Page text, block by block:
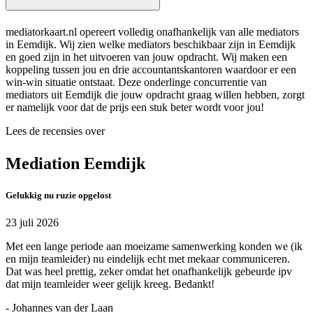
mediatorkaart.nl opereert volledig onafhankelijk van alle mediators
in Eemdijk. Wij zien welke mediators beschikbaar zijn in Eemdijk
en goed zijn in het uitvoeren van jouw opdracht. Wij maken een
koppeling tussen jou en drie accountantskantoren waardoor er een
win-win situatie ontstaat. Deze onderlinge concurrentie van
mediators uit Eemdijk die jouw opdracht graag willen hebben, zorgt
er namelijk voor dat de prijs een stuk beter wordt voor jou!
Lees de recensies over
Mediation Eemdijk
Gelukkig nu ruzie opgelost
23 juli 2026
Met een lange periode aan moeizame samenwerking konden we (ik
en mijn teamleider) nu eindelijk echt met mekaar communiceren.
Dat was heel prettig, zeker omdat het onafhankelijk gebeurde ipv
dat mijn teamleider weer gelijk kreeg. Bedankt!
- Johannes van der Laan